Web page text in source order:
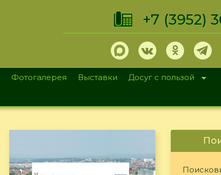
+7 (3952)
Фотогалерея Выставки
Досуг с пользой